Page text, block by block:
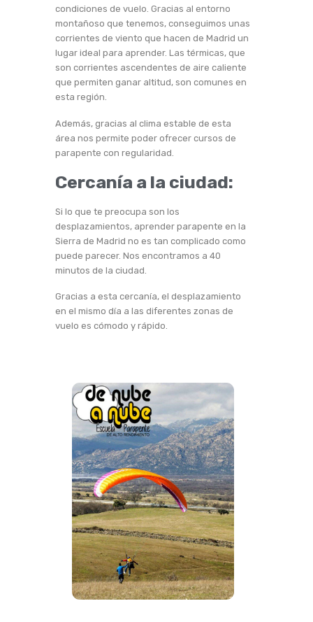
condiciones de vuelo. Gracias al entorno
montañoso que tenemos, conseguimos unas
corrientes de viento que hacen de Madrid un
lugar ideal para aprender. Las térmicas, que
son corrientes ascendentes de aire caliente
que permiten ganar altitud, son comunes en
esta región.
Además, gracias al clima estable de esta
área nos permite poder ofrecer cursos de
parapente con regularidad.
Cercanía a la ciudad:
Si lo que te preocupa son los
desplazamientos, aprender parapente en la
Sierra de Madrid no es tan complicado como
puede parecer. Nos encontramos a 40
minutos de la ciudad.
Gracias a esta cercanía, el desplazamiento
en el mismo día a las diferentes zonas de
vuelo es cómodo y rápido.